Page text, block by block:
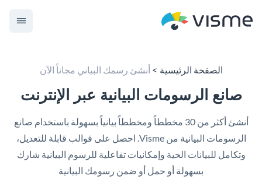
الصفحة الرئيسية أنشئ رسمك البياني مجاناً الآن
صانع الرسومات البيانية عبر الإنترنت
أنشئ أكثر من 30 مخططاً ومخططاً بيانياً بسهولة باستخدام صانع
الرسومات البيانية من Visme. احصل على قوالب قابلة للتعديل،
وتكامل للبيانات الحية وإمكانيات تفاعلية للرسوم البيانية شارك
بسهولة أو حمل أو ضمن رسومك البيانية